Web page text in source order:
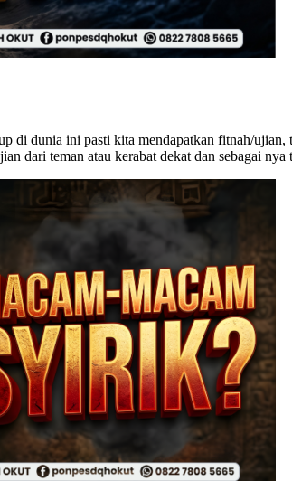
di dunia ini pasti kita mendapatkan fitnah/
dari teman atau kerabat dekat dan sebagai